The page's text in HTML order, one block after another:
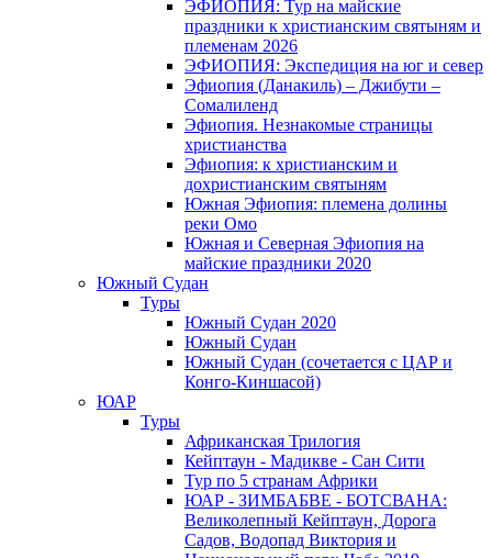
ЭФИОПИЯ: Тур на майские
праздники к христианским святыням и
племенам 2026
ЭФИОПИЯ: Экспедиция на юг и север
Эфиопия (Данакиль) – Джибути –
Cомалиленд
Эфиопия. Незнакомые страницы
христианства
Эфиопия: к христианским и
дохристианским святыням
Южная Эфиопия: племена долины
реки Омо
Южная и Северная Эфиопия на
майские праздники 2020
Южный Судан
Туры
Южный Cудан 2020
Южный Cудан
Южный Судан (сочетается с ЦАР и
Конго-Киншасой)
ЮАР
Туры
Африканская Трилогия
Кейптаун - Мадикве - Сан Сити
Тур по 5 странам Африки
ЮАР - ЗИМБАБВЕ - БОТСВАНА:
Великолепный Кейптаун, Дорога
Садов, Водопад Виктория и